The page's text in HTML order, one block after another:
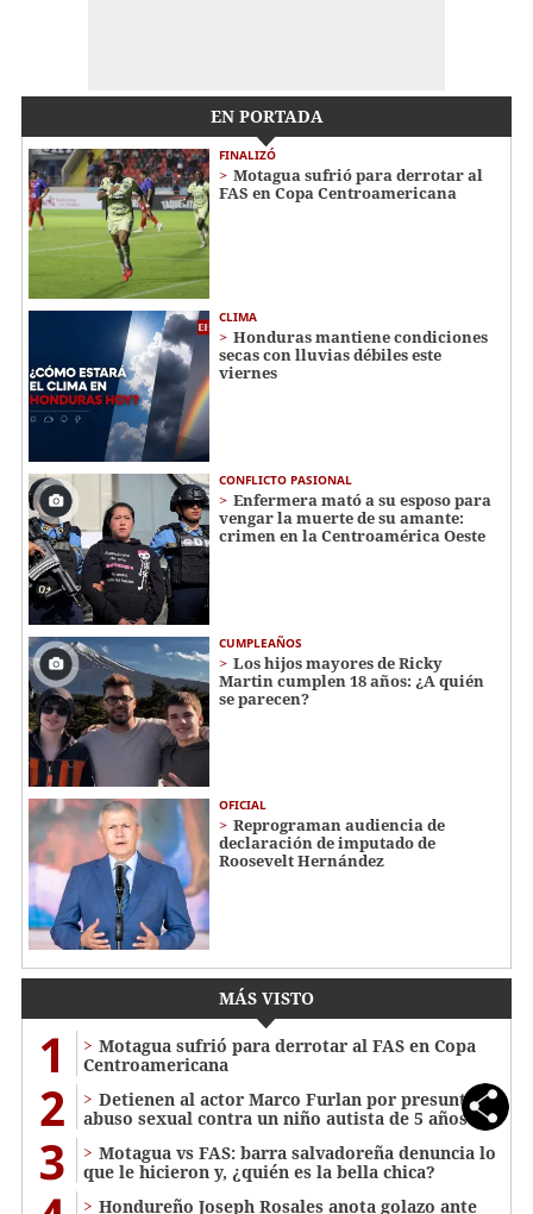
EN PORTADA
FINALIZÓ
Motagua sufrió para derrotar al
FAS en Copa Centroamericana
CLIMA
Honduras mantiene condiciones
secas con lluvias débiles este
viernes
CONFLICTO PASIONAL
Enfermera mató a su esposo para
vengar la muerte de su amante:
crimen en la Centroamérica Oeste
CUMPLEAÑOS
Los hijos mayores de Ricky
Martin cumplen 18 años: ¿A quién
se parecen?
OFICIAL
Reprograman audiencia de
declaración de imputado de
Roosevelt Hernández
MÁS VISTO
1
Motagua sufrió para derrotar al FAS en Copa
Centroamericana
2
Detienen al actor Marco Furlan por presunto
abuso sexual contra un niño autista de 5 años
3
Motagua vs FAS: barra salvadoreña denuncia lo
que le hicieron y, ¿quién es la bella chica?
Hondureño Joseph Rosales anota golazo ante